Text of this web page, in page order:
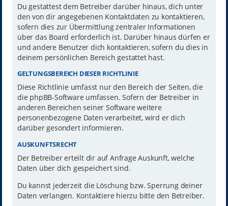
Du gestattest dem Betreiber darüber hinaus, dich unter
den von dir angegebenen Kontaktdaten zu kontaktieren,
sofern dies zur Übermittlung zentraler Informationen
über das Board erforderlich ist. Darüber hinaus dürfen er
und andere Benutzer dich kontaktieren, sofern du dies in
deinem persönlichen Bereich gestattet hast.
GELTUNGSBEREICH DIESER RICHTLINIE
Diese Richtlinie umfasst nur den Bereich der Seiten, die
die phpBB-Software umfassen. Sofern der Betreiber in
anderen Bereichen seiner Software weitere
personenbezogene Daten verarbeitet, wird er dich
darüber gesondert informieren.
AUSKUNFTSRECHT
Der Betreiber erteilt dir auf Anfrage Auskunft, welche
Daten über dich gespeichert sind.
Du kannst jederzeit die Löschung bzw. Sperrung deiner
Daten verlangen. Kontaktiere hierzu bitte den Betreiber.